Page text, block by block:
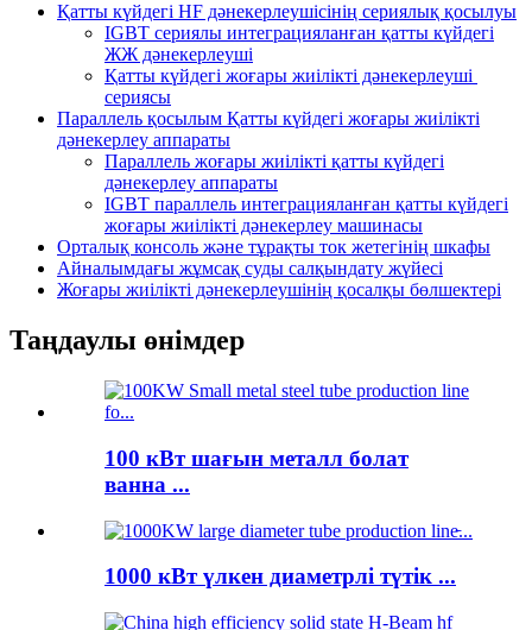
Қатты күйдегі HF дәнекерлеушісінің сериялық қосылуы
IGBT сериялы интеграцияланған қатты күйдегі
ЖЖ дәнекерлеуші
Қатты күйдегі жоғары жиілікті дәнекерлеуші ​​
сериясы
Параллель қосылым Қатты күйдегі жоғары жиілікті
дәнекерлеу аппараты
Параллель жоғары жиілікті қатты күйдегі
дәнекерлеу аппараты
IGBT параллель интеграцияланған қатты күйдегі
жоғары жиілікті дәнекерлеу машинасы
Орталық консоль және тұрақты ток жетегінің шкафы
Айналымдағы жұмсақ суды салқындату жүйесі
Жоғары жиілікті дәнекерлеушінің қосалқы бөлшектері
Таңдаулы өнімдер
100 кВт шағын металл болат
ванна ...
1000 кВт үлкен диаметрлі түтік ...